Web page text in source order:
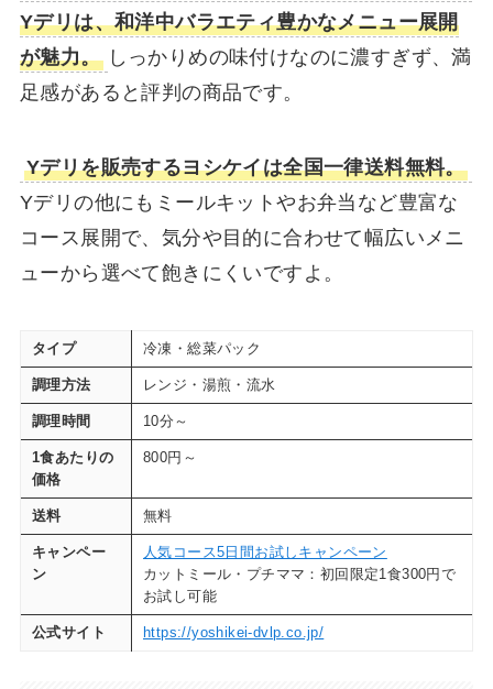
Yデリは、和洋中バラエティ豊かなメニュー展開
が魅力。 しっかりめの味付けなのに濃すぎず、満
足感があると評判の商品です。
Yデリを販売するヨシケイは全国一律送料無料。
Yデリの他にもミールキットやお弁当など豊富な
コース展開で、気分や目的に合わせて幅広いメニ
ューから選べて飽きにくいですよ。
タイプ 冷凍・総菜パック
調理方法 レンジ・湯煎・流水
調理時間 10分～
1食あたりの
価格
800円～
送料 無料
キャンペー
ン
人気コース5日間お試しキャンペーン
カットミール・プチママ：初回限定1食300円で
お試し可能
公式サイト https://yoshikei-dvlp.co.jp/